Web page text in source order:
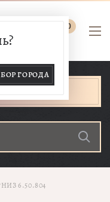
0
ГОРОДА
6.50.804